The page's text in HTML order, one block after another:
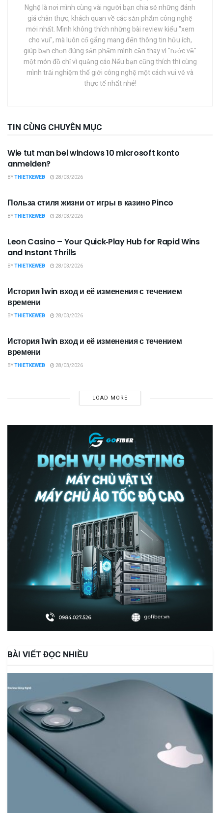
Nghệ là nơi mình cùng vài người bạn chia sẻ những đánh
giá chân thực, khách quan về các sản phẩm công nghệ
mới nhất. Mình không thích những bài review kiểu "xem
cho vui", mà luôn cố gắng mang đến thông tin hữu ích,
giúp bạn chọn đúng sản phẩm mình cần thay vì "rước về"
một món đồ chỉ vì quảng cáo.Nếu bạn cũng thích thì cùng
mình trải nghiệm thế giới công nghệ một cách vui vẻ và
thực tế nhất nhé!
TIN CÙNG CHUYÊN MỤC
ĐỒ GIA DỤNG THÔNG MINH
Wie tut man bei windows 10 microsoft konto
anmelden?
BYTHIETKEWEB 28/03/2026
Польза стиля жизни от игры в казино Pinco
BYTHIETKEWEB 28/03/2026
Leon Casino – Your Quick‑Play Hub for Rapid Wins
and Instant Thrills
BYTHIETKEWEB 28/03/2026
История 1win вход и её изменения с течением
времени
BYTHIETKEWEB 28/03/2026
История 1win вход и её изменения с течением
времени
BYTHIETKEWEB 28/03/2026
LOAD MORE
BÀI VIẾT ĐỌC NHIỀU